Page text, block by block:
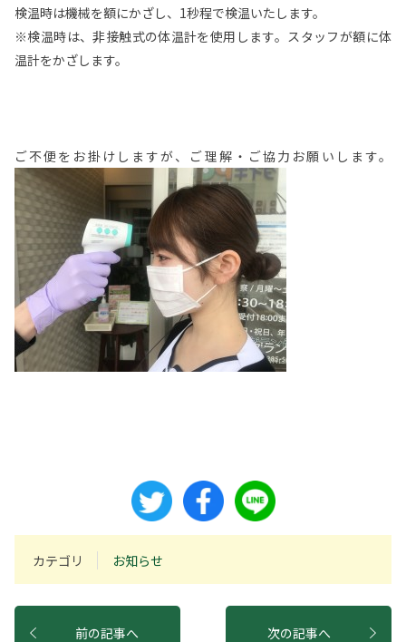
検温時は機械を額にかざし、1秒程で検温いたします。
※検温時は、非接触式の体温計を使用します。スタッフが額に体
温計をかざします。
ご不便をお掛けしますが、ご理解・ご協力お願いします。
カテゴリ お知らせ
前の記事へ 次の記事へ